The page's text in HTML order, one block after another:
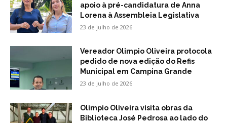
apoio à pré-candidatura de Anna
Lorena à Assembleia Legislativa
23 de julho de 2026
Vereador Olimpio Oliveira protocola
pedido de nova edição do Refis
Municipal em Campina Grande
23 de julho de 2026
Olimpio Oliveira visita obras da
Biblioteca José Pedrosa ao lado do